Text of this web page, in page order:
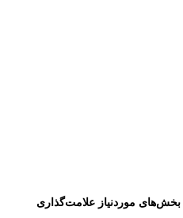
بخش‌های موردنیاز علامت‌گذاری